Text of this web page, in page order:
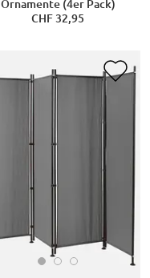
Ornamente (4er Pack)
CHF 32,95